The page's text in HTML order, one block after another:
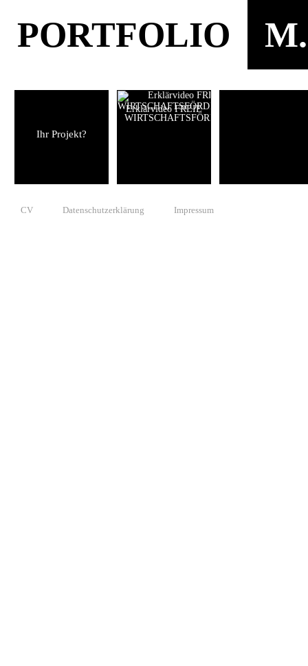
PORTFOLIO
Ihr Projekt?
Erklärvideo FREIE
WIRTSCHAFTSFÖRDERUNG
CV Datenschutzerklärung Impressum